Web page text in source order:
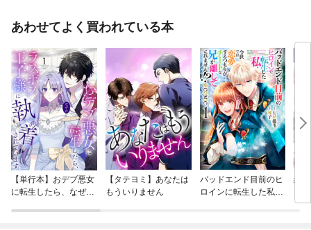
あわせてよく買われている本
【単行本】おデブ悪女
に転生したら、なぜか
【タテヨミ】あなたは
もういりません
バッドエンド目前のヒ
ロインに転生した私、
結